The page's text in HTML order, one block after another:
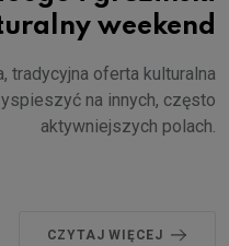
weekend
tradycyjna oferta kulturalna
na innych, często
aktywniejszych polach.
CZYTAJ WIĘCEJ